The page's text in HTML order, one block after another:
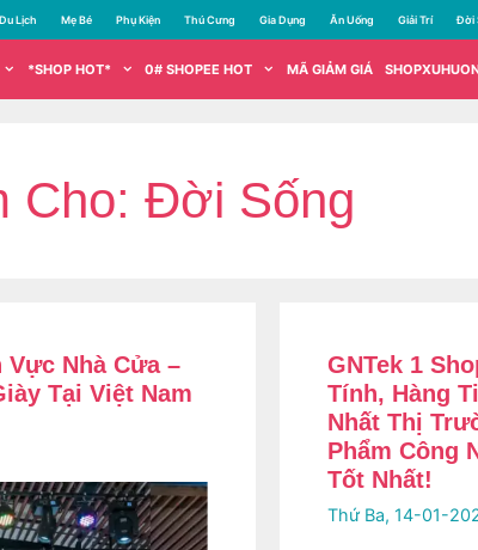
Du Lịch Mẹ Bé Phụ Kiện Thú Cưng Gia Dụng Ăn Uống Giải Trí Đời
*SHOP HOT* 0# SHOPEE HOT MÃ GIẢM GIÁ
Cho: Đời Sống
Nhà Cửa –
Tại Việt Nam
GNTek 1
Tính, Hàng
Nhất Thị
Phẩm Công
Tốt Nhất!
Thứ Ba, 14-01-